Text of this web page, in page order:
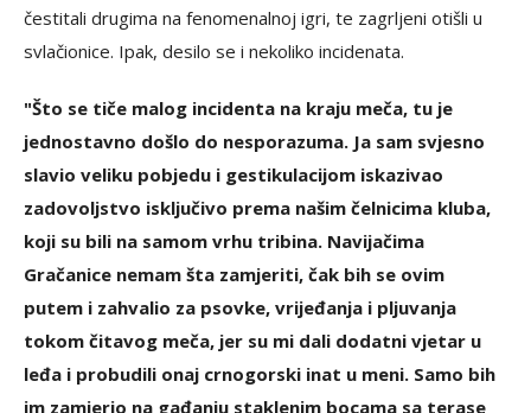
čestitali drugima na fenomenalnoj igri, te zagrljeni otišli u
svlačionice. Ipak, desilo se i nekoliko incidenata.
"Što se tiče malog incidenta na kraju meča, tu je
jednostavno došlo do nesporazuma. Ja sam svjesno
slavio veliku pobjedu i gestikulacijom iskazivao
zadovoljstvo isključivo prema našim čelnicima kluba,
koji su bili na samom vrhu tribina. Navijačima
Gračanice nemam šta zamjeriti, čak bih se ovim
putem i zahvalio za psovke, vrijeđanja i pljuvanja
tokom čitavog meča, jer su mi dali dodatni vjetar u
leđa i probudili onaj crnogorski inat u meni. Samo bih
im zamjerio na gađanju staklenim bocama sa terase